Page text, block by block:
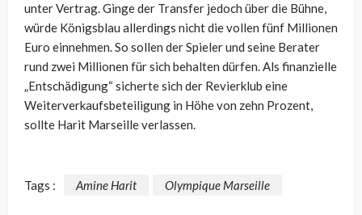
unter Vertrag. Ginge der Transfer jedoch über die Bühne,
würde Königsblau allerdings nicht die vollen fünf Millionen
Euro einnehmen. So sollen der Spieler und seine Berater
rund zwei Millionen für sich behalten dürfen. Als finanzielle
„Entschädigung“ sicherte sich der Revierklub eine
Weiterverkaufsbeteiligung in Höhe von zehn Prozent,
sollte Harit Marseille verlassen.
Tags : Amine Harit Olympique Marseille